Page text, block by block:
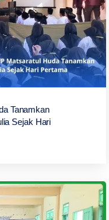
Tanamkan
Sejak Hari